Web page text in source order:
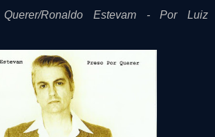
Ronaldo Estevam - Por Luiz